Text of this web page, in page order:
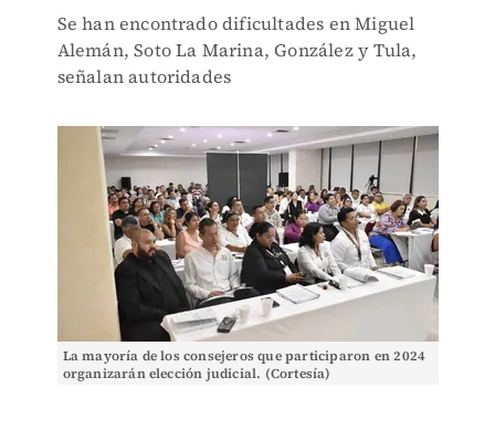
Se han encontrado dificultades en Miguel
Alemán, Soto La Marina, González y Tula,
señalan autoridades
La mayoría de los consejeros que participaron en 2024
organizarán elección judicial. (Cortesía)